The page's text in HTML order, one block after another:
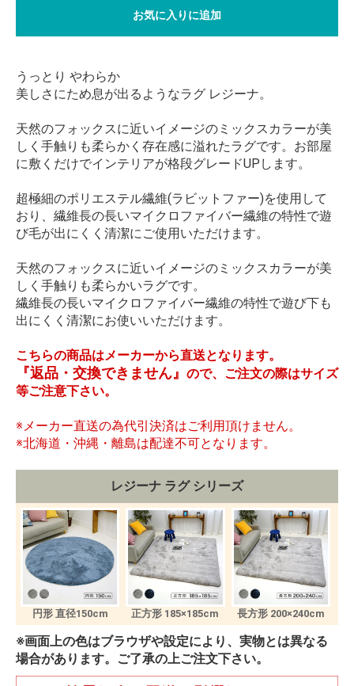
お気に入りに追加
うっとり やわらか
美しさにため息が出るようなラグ レジーナ。
天然のフォックスに近いイメージのミックスカラーが美
しく手触りも柔らかく存在感に溢れたラグです。お部屋
に敷くだけでインテリアが格段グレードUPします。
超極細のポリエステル繊維(ラビットファー)を使用して
おり、繊維長の長いマイクロファイバー繊維の特性で遊
び毛が出にくく清潔にご使用いただけます。
天然のフォックスに近いイメージのミックスカラーが美
しく手触りも柔らかいラグです。
繊維長の長いマイクロファイバー繊維の特性で遊び下も
出にくく清潔にお使いいただけます。
こちらの商品はメーカーから直送となります。
『返品・交換できません』 ので、ご注文の際はサイズ
等ご注意下さい。
※メーカー直送の為代引決済はご利用頂けません。
※北海道・沖縄・離島は配達不可となります。
レジーナ ラグ シリーズ
円形 直径150cm 正方形 185×185cm 長方形 200×240cm
※画面上の色はブラウザや設定により、実物とは異なる
場合があります。ご了承の上ご注文下さい。